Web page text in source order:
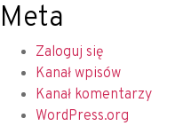
Meta
Zaloguj się
Kanał wpisów
Kanał komentarzy
WordPress.org